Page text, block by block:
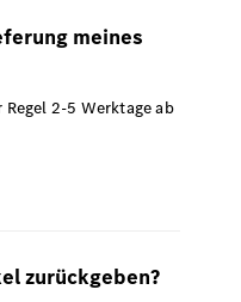
meines
2-5 Werktage ab
zurückgeben?